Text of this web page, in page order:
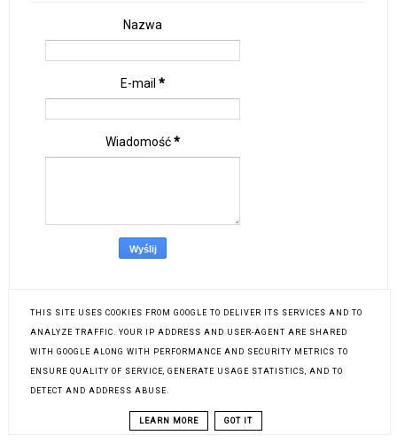
Nazwa
E-mail *
Wiadomość*
THIS SITE USES COOKIES FROM GOOGLE TO DELIVER ITS SERVICES AND TO
ANALYZE TRAFFIC. YOUR IP ADDRESS AND USER-AGENT ARE SHARED
WITH GOOGLE ALONG WITH PERFORMANCE AND SECURITY METRICS TO
ENSURE QUALITY OF SERVICE, GENERATE USAGE STATISTICS, AND TO
DETECT AND ADDRESS ABUSE.
LEARN MORE GOT IT